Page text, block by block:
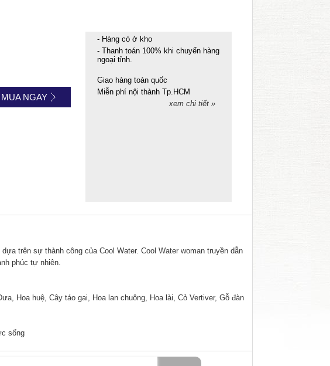
MUA NGAY
- Hàng có ở kho
- Thanh toán 100% khi chuyển hàng
ngoại tỉnh.
Giao hàng toàn quốc
Miễn phí nội thành Tp.HCM
xem chi tiết »
trên sự thành công của Cool Water. Cool Water woman truyền dẫn
phúc tự nhiên.
Hoa huệ, Cây táo gai, Hoa lan chuông, Hoa lài, Cỏ Vertiver, Gỗ đàn
sống